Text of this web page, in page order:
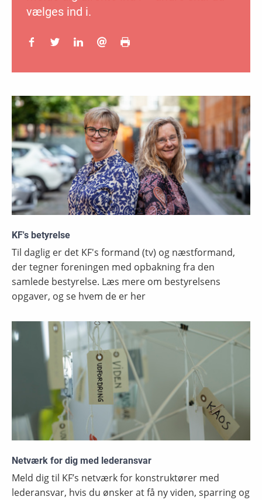
vælges ind i.
KF's betyrelse
Til daglig er det KF's formand (tv) og næstformand,
der tegner foreningen med opbakning fra den
samlede bestyrelse. Læs mere om bestyrelsens
opgaver, og se hvem de er her
Netværk for dig med lederansvar
Meld dig til KF’s netværk for konstruktører med
lederansvar, hvis du ønsker at få ny viden, sparring og